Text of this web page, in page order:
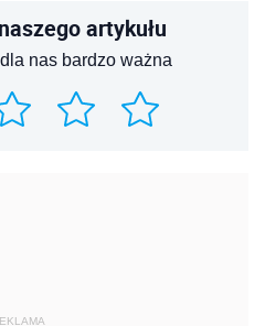
artykułu
nas bardzo ważna